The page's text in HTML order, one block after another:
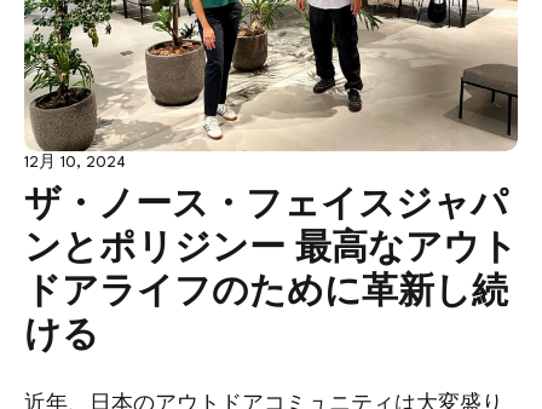
12月 10, 2024
ザ・ノース・フェイスジャパ
ンとポリジンー 最高なアウト
ドアライフのために革新し続
ける
近年、日本のアウトドアコミュニティは大変盛り